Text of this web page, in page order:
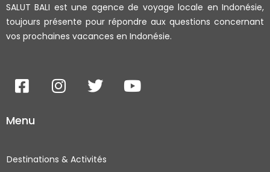
SALUT BALI est une agence de voyage locale en Indonésie,
toujours présente pour répondre aux questions concernant
vos prochaines vacances en Indonésie.
F
a
e
o
I
n
g
T
w
e
Y
o
Menu
Destinations & Activités